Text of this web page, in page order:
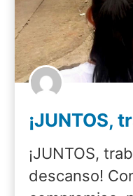
¡JUNTOS,
¡JUNTOS,
descanso!